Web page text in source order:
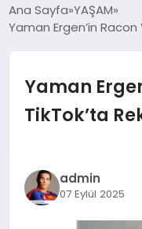
DÜNYA
EKONOMİ
TEKNOLOJİ
Ana Sayfa YAŞAM
Yaman Ergen’in Racon
Yaman
TikTok’ta
admin
07 Eylül 2025